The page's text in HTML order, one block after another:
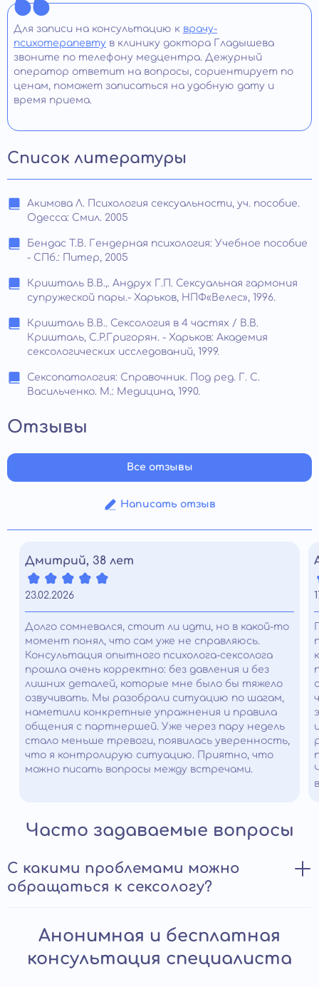
Для записи на консультацию к врачу-
психотерапевту в клинику доктора Гладышева
звоните по телефону медцентра. Дежурный
оператор ответит на вопросы, сориентирует по
ценам, поможет записаться на удобную дату и
время приема.
Список литературы
Акимова Л. Психология сексуальности, уч. пособие.
Одесса: Смил. 2005
Бендас Т.В. Гендерная психология: Учебное пособие
- СПб.: Питер, 2005
Кришталь В.В.,. Андрух Г.П. Сексуальная гармония
супружеской пары.- Харьков, НПФ«Велес», 1996.
Кришталь В.В.. Сексология в 4 частях / В.В.
Кришталь, С.Р.Григорян. - Харьков: Академия
сексологических исследований, 1999.
Сексопатология: Справочник. Под ред. Г. С.
Васильченко. М.: Медицина, 1990.
Отзывы
Написать отзыв
Все отзывы
Дмитрий, 38 лет
23.02.2026
Долго сомневался, стоит ли идти, но в какой-то
момент понял, что сам уже не справляюсь.
Консультация опытного психолога-сексолога
прошла очень корректно: без давления и без
лишних деталей, которые мне было бы тяжело
озвучивать. Мы разобрали ситуацию по шагам,
наметили конкретные упражнения и правила
общения с партнершей. Уже через пару недель
стало меньше тревоги, появилась уверенность,
что я контролирую ситуацию. Приятно, что
можно писать вопросы между встречами.
Часто задаваемые вопросы
С какими проблемами можно
обращаться к сексологу?
аноргазмии;
Анонимная и бесплатная
консультация специалиста